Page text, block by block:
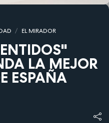
EL MIRADOR
LA MEJOR
ESPAÑA